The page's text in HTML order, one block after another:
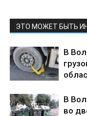
ЭТО МОЖЕТ БЫТЬ
В
В
во